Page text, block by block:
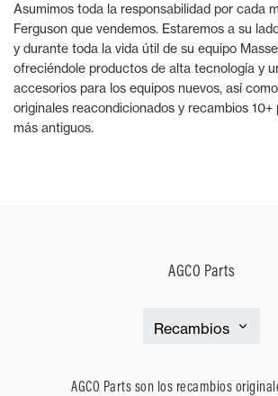
Asumimos toda la responsabilidad por cada
Ferguson que vendemos. Estaremos a su
y durante toda la vida útil de su equipo
ofreciéndole productos de alta tecnología y
accesorios para los equipos nuevos, así
originales reacondicionados y recambios 10+
más antiguos.
AGCO Parts
AGCO Parts son los recambios